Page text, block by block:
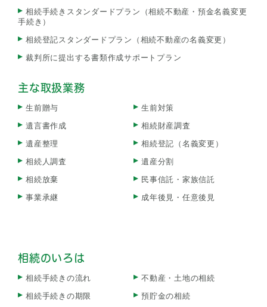
相続手続きスタンダードプラン（相続不動産・預金名義変更
手続き）
相続登記スタンダードプラン（相続不動産の名義変更）
裁判所に提出する書類作成サポートプラン
主な取扱業務
生前贈与
遺言書作成
遺産整理
相続人調査
相続放棄
事業承継
生前対策
相続財産調査
相続登記（名義変更）
遺産分割
民事信託・家族信託
成年後見・任意後見
相続のいろは
相続手続きの流れ
相続手続きの期限
不動産・土地の相続
預貯金の相続